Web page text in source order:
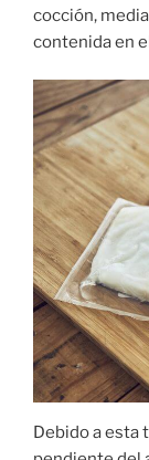
cocción,
contenida en
Debido a esta